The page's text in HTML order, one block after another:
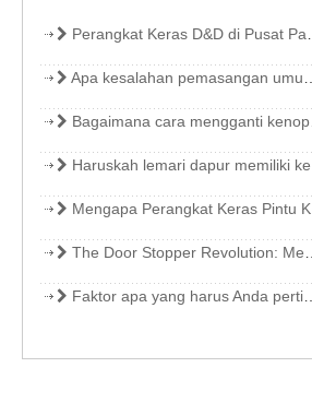
Perangkat Keras D&D di Pusat Pameran Internasional Mesir (EIEC)
Apa kesalahan pemasangan umum yang harus dihindari dengan pemegang pintu?
Bagaimana cara mengganti kenop kabinet dan menarik?
Haruskah lemari dapur memiliki kenop atau tarikan?
Mengapa Perangkat Keras Pintu Kebakaran CE & UL sangat penting untuk keselamatan komersial
The Door Stopper Revolution: Memetakan Inovasi Global dari Ilmu Material ke Estetika Spasial
Faktor apa yang harus Anda pertimbangkan saat memilih perangkat keluar pelek untuk area lalu lintas tinggi?